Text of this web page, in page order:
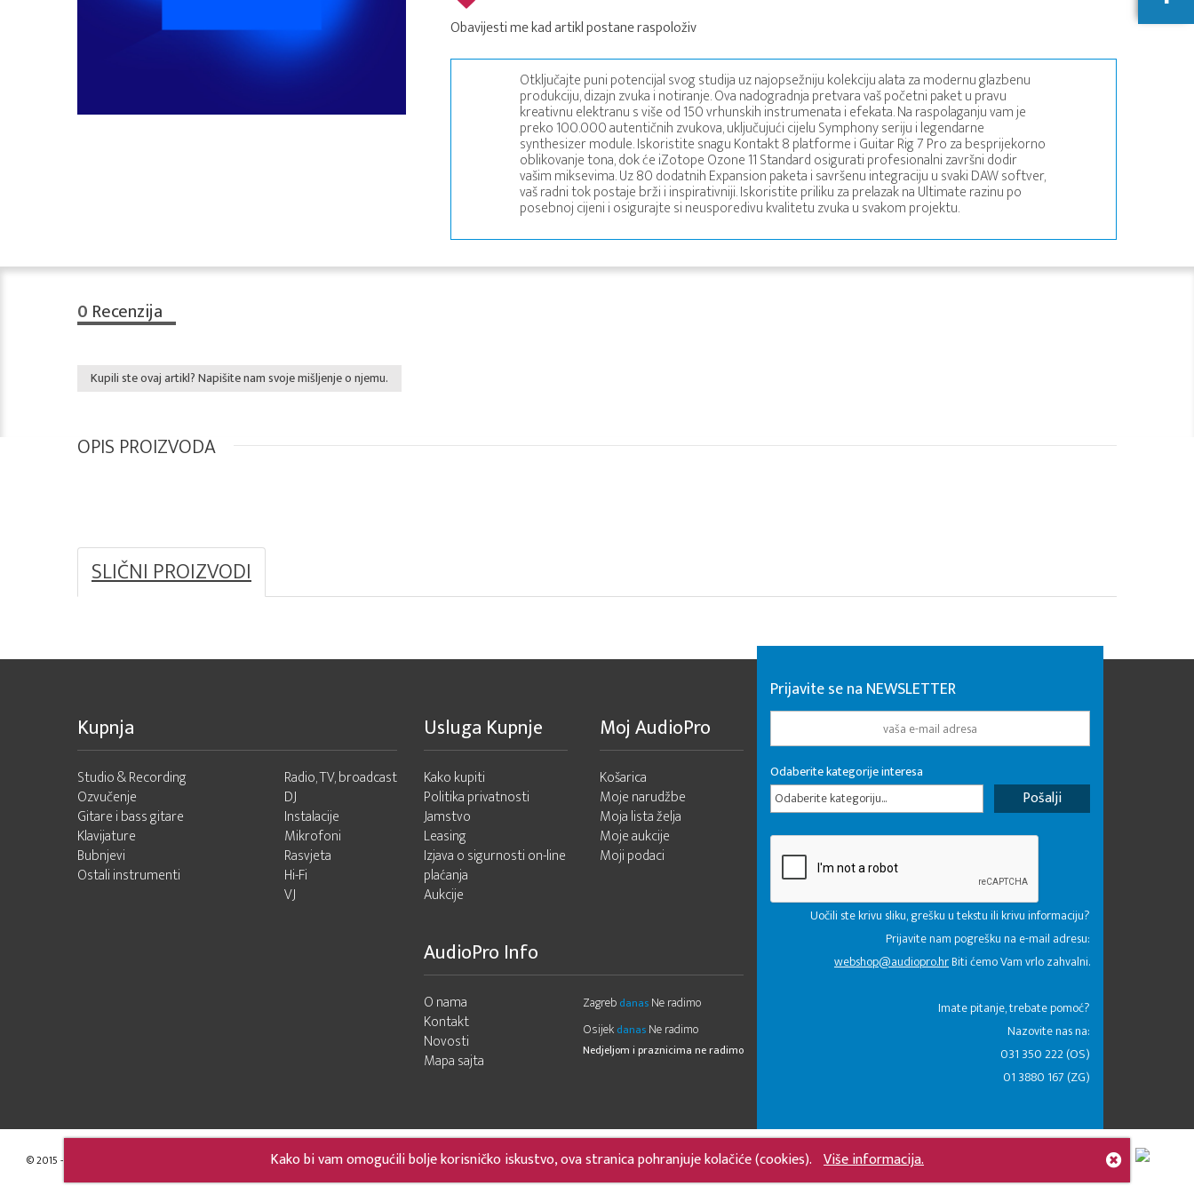
Obavijesti me kad artikl postane raspoloživ
Otključajte puni potencijal svog studija uz najopsežniju kolekciju alata za modernu glazbenu
produkciju, dizajn zvuka i notiranje. Ova nadogradnja pretvara vaš početni paket u pravu
kreativnu elektranu s više od 150 vrhunskih instrumenata i efekata. Na raspolaganju vam je
preko 100.000 autentičnih zvukova, uključujući cijelu Symphony seriju i legendarne
synthesizer module. Iskoristite snagu Kontakt 8 platforme i Guitar Rig 7 Pro za besprijekorno
oblikovanje tona, dok će iZotope Ozone 11 Standard osigurati profesionalni završni dodir
vašim miksevima. Uz 80 dodatnih Expansion paketa i savršenu integraciju u svaki DAW softver,
vaš radni tok postaje brži i inspirativniji. Iskoristite priliku za prelazak na Ultimate razinu po
posebnoj cijeni i osigurajte si neusporedivu kvalitetu zvuka u svakom projektu.
0 Recenzija
Kupili ste ovaj artikl? Napišite nam svoje mišljenje o njemu.
OPIS PROIZVODA
SLIČNI PROIZVODI
Kako bi vam omogućili bolje korisničko iskustvo, ova stranica pohranjuje kolačiće (cookies). Više informacija.
Kupnja
Studio & Recording
Ozvučenje
Gitare i bass gitare
Klavijature
Bubnjevi
Ostali instrumenti
Radio, TV, broadcast
DJ
Instalacije
Mikrofoni
Rasvjeta
Hi-Fi
VJ
Usluga Kupnje
Kako kupiti
Politika privatnosti
Jamstvo
Leasing
Izjava o sigurnosti on-line
plaćanja
Aukcije
Moj AudioPro
Košarica
Moje narudžbe
Moja lista želja
Moje aukcije
Moji podaci
AudioPro Info
O nama
Kontakt
Novosti
Mapa sajta
Zagreb danas Ne radimo
Osijek danas Ne radimo
Nedjeljom i praznicima ne radimo
Prijavite se na NEWSLETTER
Odaberite kategorije interesa
Odaberite kategoriju...
Uočili ste krivu sliku, grešku u tekstu ili krivu informaciju?
Prijavite nam pogrešku na e-mail adresu:
webshop@audiopro.hrBiti ćemo Vam vrlo zahvalni.
​Imate pitanje, trebate pomoć?
Nazovite nas na:
031 350 222 (OS)
01 3880 167 (ZG)
© 2015 - 2026 Audio Pro Artist Developed by LABNET.RS